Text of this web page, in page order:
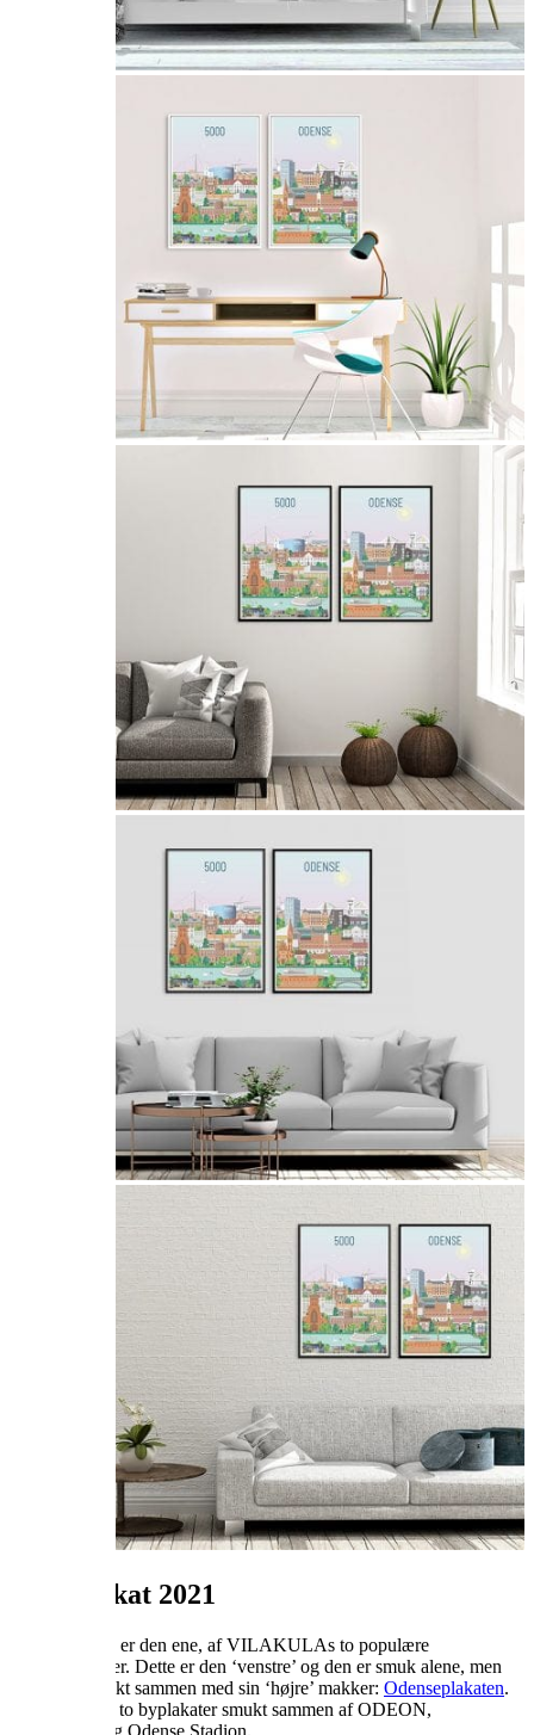
5000 plakat 2021
5000 plakaten er den ene, af VILAKULAs to populære
Odenseplakater. Dette er den ‘venstre’ og den er smuk alene, men
fungerer perfekt sammen med sin ‘højre’ makker: Odenseplakaten.
Her bindes de to byplakater smukt sammen af ODEON,
Kvægtorvet og Odense Stadion.